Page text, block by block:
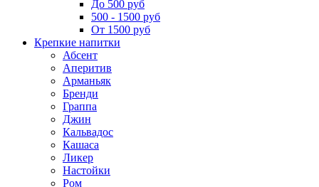
До 500 руб
500 - 1500 руб
От 1500 руб
Крепкие напитки
Абсент
Аперитив
Арманьяк
Бренди
Граппа
Джин
Кальвадос
Кашаса
Ликер
Настойки
Ром